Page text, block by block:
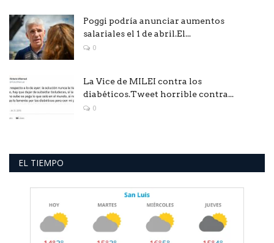
Poggi podría anunciar aumentos
salariales el 1 de abril.El...
0
La Vice de MILEI contra los
diabéticos.Tweet horrible contra...
0
EL TIEMPO